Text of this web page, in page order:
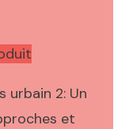
urbain 2: Un
et